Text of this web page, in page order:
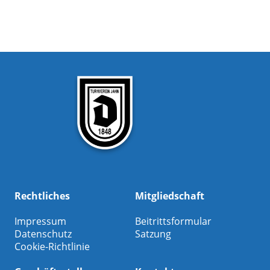
Rechtliches
Impressum
Datenschutz
Cookie-Richtlinie
Mitgliedschaft
Beitrittsformular
Satzung